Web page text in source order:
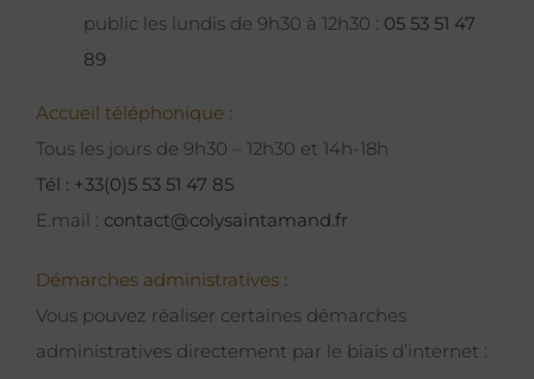
public les lundis de 9h30 à 12h30 : 05 53 51 47
89
Accueil téléphonique :
Tous les jours de 9h30 – 12h30 et 14h-18h
Tél : +33(0)5 53 51 47 85
E.mail : contact@colysaintamand.fr
Démarches administratives :
Vous pouvez réaliser certaines démarches
administratives directement par le biais d’internet :